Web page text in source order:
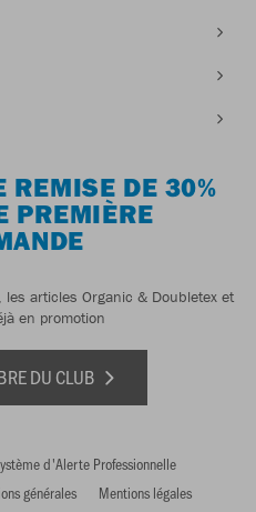
REMISE DE 30%
PREMIÈRE
articles Organic & Doubletex et
en promotion
DU CLUB
d'Alerte Professionnelle
générales Mentions légales